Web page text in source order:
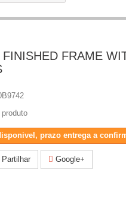
FINISHED FRAME
produto
prazo entrega a
Partilhar Google+